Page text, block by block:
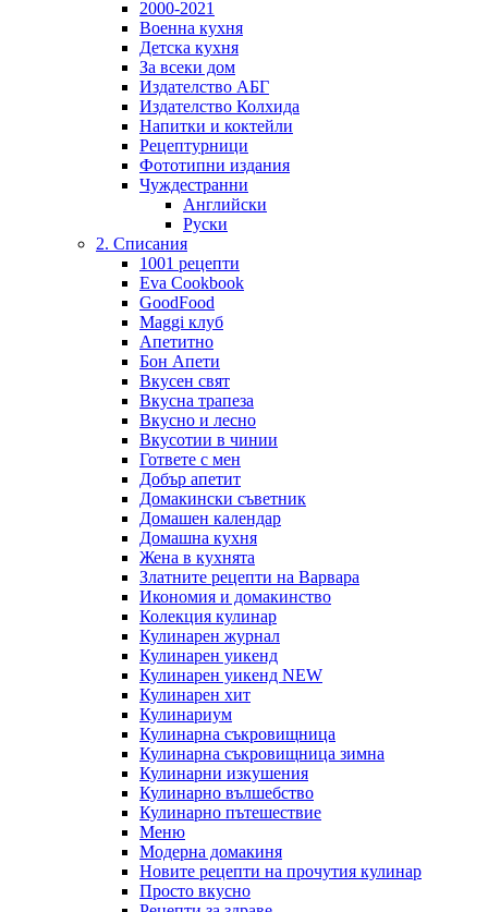
2000-2021
Военна кухня
Детска кухня
За всеки дом
Издателство АБГ
Издателство Колхида
Напитки и коктейли
Рецептурници
Фототипни издания
Чуждестранни
Английски
Руски
2. Списания
1001 рецепти
Eva Cookbook
GoodFood
Maggi клуб
Апетитно
Бон Апети
Вкусен свят
Вкусна трапеза
Вкусно и лесно
Вкусотии в чинии
Гответе с мен
Добър апетит
Домакински съветник
Домашен календар
Домашна кухня
Жена в кухнята
Златните рецепти на Варвара
Икономия и домакинство
Колекция кулинар
Кулинарен журнал
Кулинарен уикенд
Кулинарен уикенд NEW
Кулинарен хит
Кулинариум
Кулинарна съкровищница
Кулинарна съкровищница зимна
Кулинарни изкушения
Кулинарно вълшебство
Кулинарно пътешествие
Меню
Модерна домакиня
Новите рецепти на прочутия кулинар
Просто вкусно